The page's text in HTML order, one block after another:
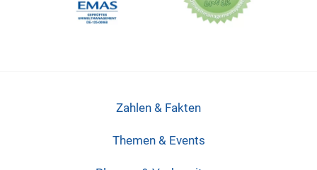
Zahlen & Fakten
Themen & Events